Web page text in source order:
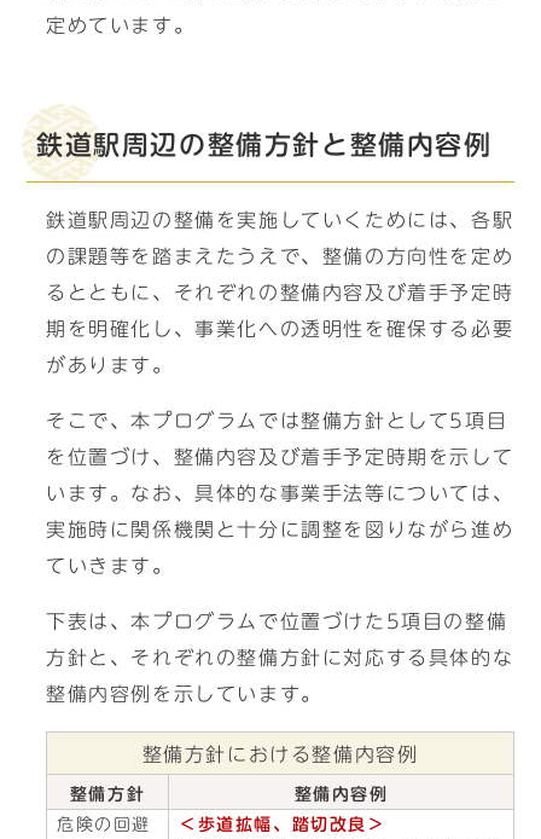
定めています。
鉄道駅周辺の整備方針と整備内容例
鉄道駅周辺の整備を実施していくためには、各駅
の課題等を踏まえたうえで、整備の方向性を定め
るとともに、それぞれの整備内容及び着手予定時
期を明確化し、事業化への透明性を確保する必要
があります。
そこで、本プログラムでは整備方針として5項目
を位置づけ、整備内容及び着手予定時期を示して
います。なお、具体的な事業手法等については、
実施時に関係機関と十分に調整を図りながら進め
ていきます。
下表は、本プログラムで位置づけた5項目の整備
方針と、それぞれの整備方針に対応する具体的な
整備内容例を示しています。
整備方針における整備内容例
整備方針
整備内容例
危険の回避
＜歩道拡幅、踏切改良＞